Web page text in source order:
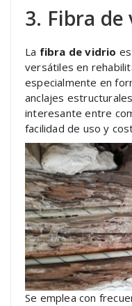
3. Fibra
La fibra de vidrio
versátiles en
especialmente en
anclajes
interesante entre
facilidad de uso y
Se emplea con